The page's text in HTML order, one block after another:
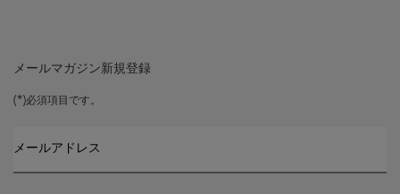
メールマガジン新規登録
(*)必須項目です。
メールアドレス